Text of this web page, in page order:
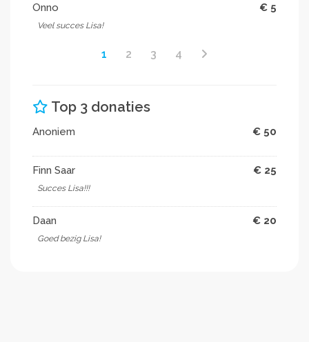
Onno € 5
Veel succes Lisa!
1 2 3 4
Top 3 donaties
Anoniem € 50
Finn Saar € 25
Succes Lisa!!!
Daan € 20
Goed bezig Lisa!